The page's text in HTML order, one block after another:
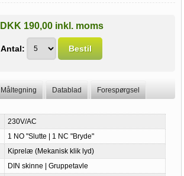
DKK 190,00 inkl. moms
Antal: Bestil
Måltegning Datablad Forespørgsel
230V/AC
1 NO "Slutte | 1 NC "Bryde"
Kiprelæ (Mekanisk klik lyd)
DIN skinne | Gruppetavle